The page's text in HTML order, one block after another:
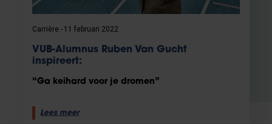
Carrière 11 februari 2022
VUB-Alumnus Ruben Van Gucht
inspireert:
“Ga keihard voor je dromen”
Lees meer